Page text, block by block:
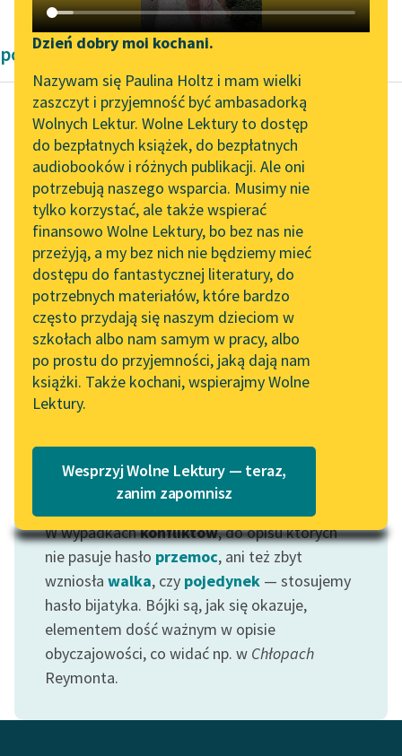
Katalog DAISY
Podkasty o książkach
Zgłoś brak utworu
Aktualności
„Prokurator Alicja Horn”
do słuchania
Byliśmy częścią AI Impact
Lab
Zapraszamy na spotkanie
online z tłumaczkami
literatury skandynawskiej
Spotkanie z Katarzyną
Tunkiel w Oslo
102. lata temu zmarł
Joseph Conrad
Lektury szkolne i klasyka
literatury do słuchania dla
uczennic i uczniów z
niepełnosprawnościami
E-kolekcja lektur
szkolnych i literatury do
słuchania dla uczennic i
uczniów z
niepełnosprawnościami
Feministyczne inspiracje.
Narzędzia
Mapa Wolnych Lektur
Leśmianator
Przewodnik dla piszących i
czytających
API
OAI-PMH
Widget Wolnych Lektur
Przypisy
Katalog w formacie PDF
Dzień dobry moi kochani.
Nazywam się Paulina Holtz i mam wielki
zaszczyt i przyjemność być ambasadorką
Wolnych Lektur. Wolne Lektury to dostęp
do bezpłatnych książek, do bezpłatnych
audiobooków i różnych publikacji. Ale oni
potrzebują naszego wsparcia. Musimy nie
tylko korzystać, ale także wspierać
finansowo Wolne Lektury, bo bez nas nie
przeżyją, a my bez nich nie będziemy mieć
dostępu do fantastycznej literatury, do
potrzebnych materiałów, które bardzo
często przydają się naszym dzieciom w
szkołach albo nam samym w pracy, albo
po prostu do przyjemności, jaką dają nam
książki. Także kochani, wspierajmy Wolne
Lektury.
Wesprzyj Wolne Lektury — teraz,
zanim zapomnisz
powieści Karel Čapek
Karel Čapek
Hordubal
Wtem dostał
sztachetą w głowę, i
jeszcze, i jeszcze.
Dwóch, trzech,
czterech ludzi w
milczeniu...
Czytaj więcej
Motyw: Bijatyka
W wypadkachkonfliktów, do opisu których
nie pasuje hasło przemoc, ani też zbyt
wzniosła walka, czy pojedynek — stosujemy
hasło bijatyka. Bójki są, jak się okazuje,
elementem dość ważnym w opisie
obyczajowości, co widać np. w Chłopach
Reymonta.